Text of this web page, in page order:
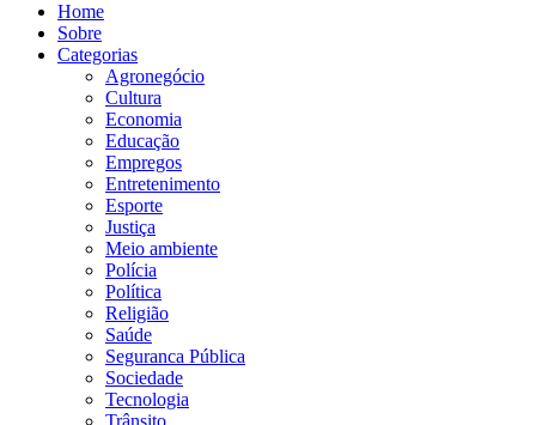
Home
Sobre
Categorias
Agronegócio
Cultura
Economia
Educação
Empregos
Entretenimento
Esporte
Justiça
Meio ambiente
Polícia
Política
Religião
Saúde
Seguranca Pública
Sociedade
Tecnologia
Trânsito